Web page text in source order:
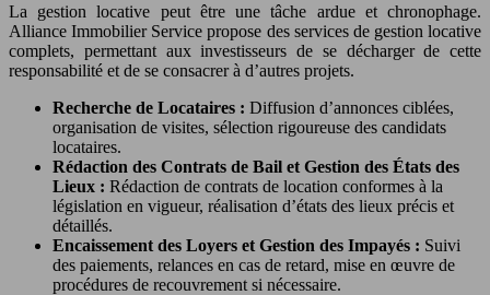
La gestion locative peut être une tâche ardue et chronophage.
Alliance Immobilier Service propose des services de gestion locative
complets, permettant aux investisseurs de se décharger de cette
responsabilité et de se consacrer à d’autres projets.
Recherche de Locataires : Diffusion d’annonces ciblées,
organisation de visites, sélection rigoureuse des candidats
locataires.
Rédaction des Contrats de Bail et Gestion des États des
Lieux : Rédaction de contrats de location conformes à la
législation en vigueur, réalisation d’états des lieux précis et
détaillés.
Encaissement des Loyers et Gestion des Impayés : Suivi
des paiements, relances en cas de retard, mise en œuvre de
procédures de recouvrement si nécessaire.